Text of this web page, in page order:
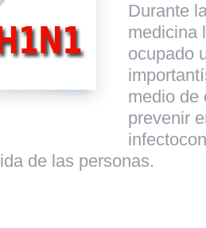
Durante
medicina
ocupado
medio de
prevenir
de las personas.